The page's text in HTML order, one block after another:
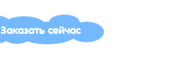
Заказать сейчас